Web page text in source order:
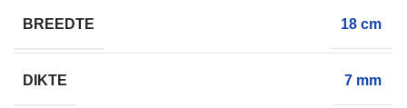
BREEDTE 18 cm
DIKTE 7 mm